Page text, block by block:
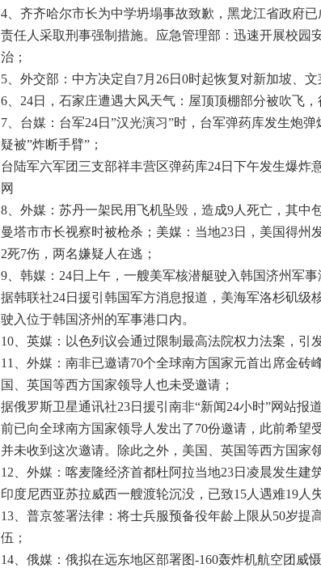
4、齐齐哈尔市长为中学坍塌事故致歉，黑龙江省政府
责任人采取刑事强制措施。应急管理部：迅速开展校园
治；
5、外交部：中方决定自7月26日0时起恢复对新加坡、文
6、24日，石家庄遭遇大风天气：屋顶顶棚部分被吹飞，
7、台媒：台军24日”汉光演习”时，台军弹药库发生炮
疑被”炸断手臂”；
台陆军六军团三支部祥丰营区弹药库24日下午发生爆炸
网
8、外媒：苏丹一架民用飞机坠毁，造成9人死亡，其中
曼塔市市长视察时被枪杀；美媒：当地23日，美国得州
2死7伤，两名嫌疑人在逃；
9、韩媒：24日上午，一艘美军核潜艇驶入韩国济州军事
据韩联社24日援引韩国军方消息报道，美海军洛杉矶级
驶入位于韩国济州的军事港口内。
10、英媒：以色列议会通过限制最高法院权力法案，引
11、外媒：南非已邀请70个全球南方国家元首出席金砖
国、英国等西方国家领导人也未受邀请；
据俄罗斯卫星通讯社23日援引南非“新闻24小时”网站报
前已向全球南方国家领导人发出了70份邀请，此前希望
并未收到这次邀请。除此之外，美国、英国等西方国家
12、外媒：喀麦隆经济首都杜阿拉当地23日凌晨发生建
印度尼西亚苏拉威西一艘渡轮沉没，已致15人遇难19人
13、普京签署法律：将士兵服预备役年龄上限从50岁提
伍；
14、俄媒：俄拟在远东地区部署图-160轰炸机航空团威